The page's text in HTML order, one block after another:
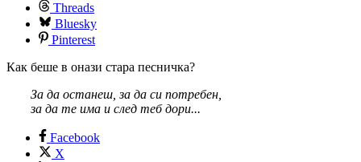
Threads
Bluesky
Pinterest
Как беше в онази стара песничка?
За да останеш, за да си потребен,
за да те има и след теб дори...
Facebook
X